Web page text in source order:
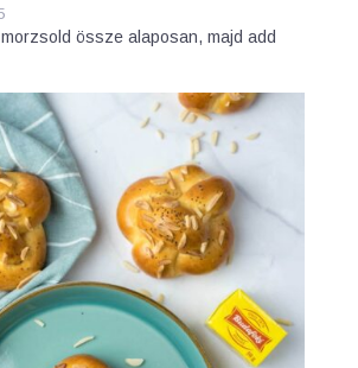
össze alaposan, majd add